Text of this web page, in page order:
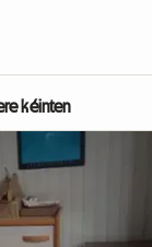
kéinten